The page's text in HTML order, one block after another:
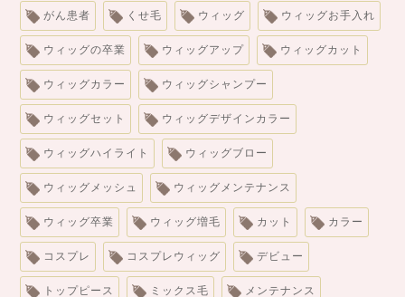
がん患者 くせ毛 ウィッグ ウィッグお手入れ
ウィッグの卒業 ウィッグアップ ウィッグカット
ウィッグカラー ウィッグシャンプー
ウィッグセット ウィッグデザインカラー
ウィッグハイライト ウィッグブロー
ウィッグメッシュ ウィッグメンテナンス
ウィッグ卒業 ウィッグ増毛 カット カラー
コスプレ コスプレウィッグ デビュー
トップピース ミックス毛 メンテナンス